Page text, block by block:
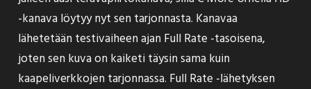
-kanava löytyy nyt sen tarjonnasta. Kanavaa
lähetetään testivaiheen ajan Full Rate -tasoisena,
joten sen kuva on kaiketi täysin sama kuin
kaapeliverkkojen tarjonnassa. Full Rate -lähetyksen